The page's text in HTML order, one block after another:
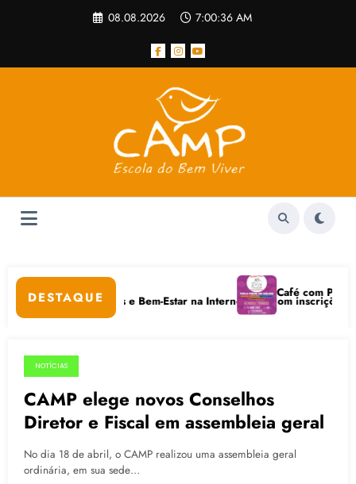
08.08.2026 7:00:36 AM
DESTAQUE
Cuidados Digitais e Bem-Estar na Internet está com inscrições
Café com Paulo
04.05.2015
NOTÍCIAS
CAMP elege novos Conselhos
Diretor e Fiscal em assembleia geral
No dia 18 de abril, o CAMP realizou uma assembleia geral
ordinária, em sua sede…